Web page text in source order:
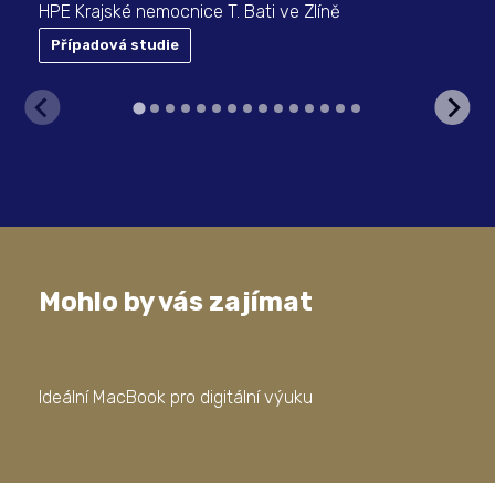
HPE Krajské nemocnice T. Bati ve Zlíně
Případová studie
Mohlo by vás zajímat
Ideální MacBook pro digitální výuku